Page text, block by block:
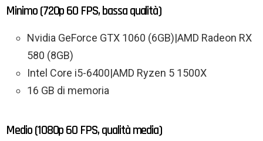
Minimo (720p 60 FPS, bassa qualità)
Nvidia GeForce GTX 1060 (6GB)|AMD Radeon RX
580 (8GB)
Intel Core i5-6400|AMD Ryzen 5 1500X
16 GB di memoria
Medio (1080p 60 FPS, qualità media)